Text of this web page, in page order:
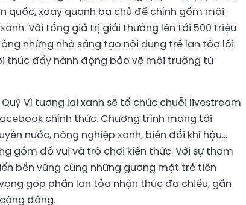
quốc, xoay quanh ba chủ đề chính gồm môi
Với tổng giá trị giải thưởng lên tới 500 triệu
những nhà sáng tạo nội dung trẻ lan tỏa lối
thúc đẩy hành động bảo vệ môi trường từ
Vì tương lai xanh sẽ tổ chức chuỗi livestream
chính thức. Chương trình mang tới
nước, nông nghiệp xanh, biến đổi khí hậu...
gồm đố vui và trò chơi kiến thức. Với sự tham
bền vững cùng những gương mặt trẻ tiên
góp phần lan tỏa nhận thức đa chiều, gần
đồng.